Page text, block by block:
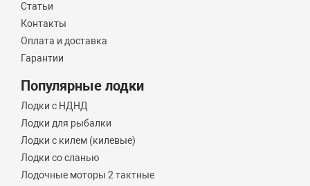
Статьи
Контакты
Оплата и доставка
Гарантии
Популярные лодки
Лодки с НДНД
Лодки для рыбалки
Лодки с килем (килевые)
Лодки со сланью
Лодочные моторы 2 тактные